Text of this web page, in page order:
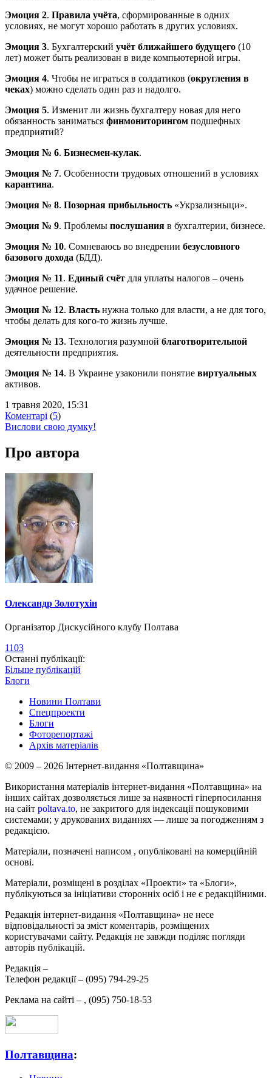
Эмоция 2. Правила учёта, сформированные в одних
условиях, не могут хорошо работать в других условиях.
Эмоция 3. Бухгалтерский учёт ближайшего будущего (10
лет) может быть реализован в виде компьютерной игры.
Эмоция 4. Чтобы не играться в солдатиков (округления в
чеках) можно сделать один раз и надолго.
Эмоция 5. Изменит ли жизнь бухгалтеру новая для него
обязанность заниматься финмониторингом подшефных
предприятий?
Эмоция № 6. Бизнесмен-кулак.
Эмоция № 7. Особенности трудовых отношений в условиях
карантина.
Эмоция № 8. Позорная прибыльность «Укрзализныци».
Эмоция № 9. Проблемы послушания в бухгалтерии, бизнесе.
Эмоция № 10. Сомневаюсь во внедрении безусловного
базового дохода (БДД).
Эмоция № 11. Единый счёт для уплаты налогов – очень
удачное решение.
Эмоция № 12. Власть нужна только для власти, а не для того,
чтобы делать для кого-то жизнь лучше.
Эмоция № 13. Технология разумной благотворительной
деятельности предприятия.
Эмоция № 14. В Украине узаконили понятие виртуальных
активов.
1 травня 2020, 15:31
Коментарі (5)
Вислови свою думку!
Про автора
Олександр Золотухін
Організатор Дискусійного клубу Полтава
1103
Останні публікації:
Більше публікацій
Блоги
Новини Полтави
Спецпроекти
Блоги
Фоторепортажі
Архів матеріалів
© 2009 – 2026 Інтернет-видання «Полтавщина»
Використання матеріалів інтернет-видання «Полтавщина» на
інших сайтах дозволяється лише за наявності гіперпосилання
на сайт poltava.to, не закритого для індексації пошуковими
системами; у друкованих виданнях — лише за погодженням з
редакцією.
Матеріали, позначені написом , опубліковані на комерційній
основі.
Матеріали, розміщені в розділах «Проекти» та «Блоги»,
публікуються за ініціативи сторонніх осіб і не є редакційними.
Редакція інтернет-видання «Полтавщина» не несе
відповідальності за зміст коментарів, розміщених
користувачами сайту. Редакція не завжди поділяє погляди
авторів публікацій.
Редакція –
Телефон редакції – (095) 794-29-25
Реклама на сайті – , (095) 750-18-53
Полтавщина: